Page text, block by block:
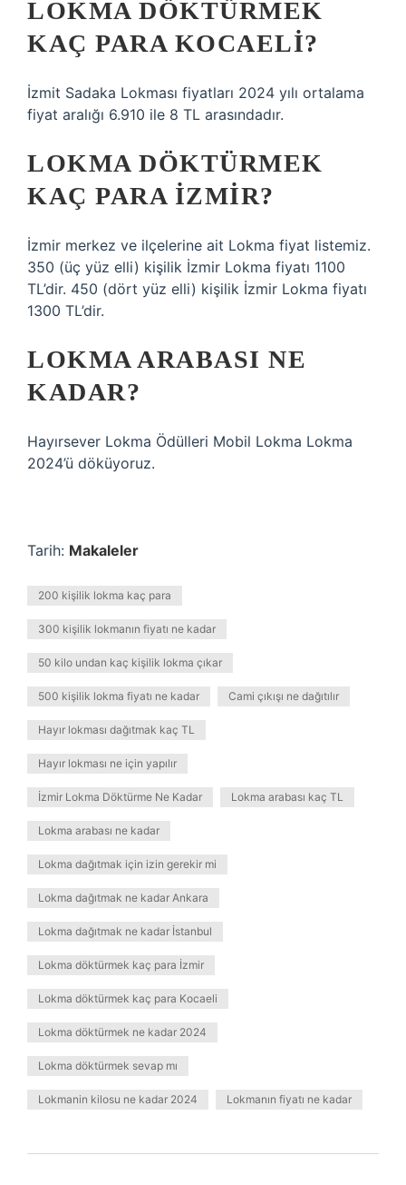
LOKMA DÖKTÜRMEK
KAÇ PARA KOCAELI?
İzmit Sadaka Lokması fiyatları 2024 yılı ortalama
fiyat aralığı 6.910 ile 8 TL arasındadır.
LOKMA DÖKTÜRMEK
KAÇ PARA İZMIR?
İzmir merkez ve ilçelerine ait Lokma fiyat listemiz.
350 (üç yüz elli) kişilik İzmir Lokma fiyatı 1100
TL’dir. 450 (dört yüz elli) kişilik İzmir Lokma fiyatı
1300 TL’dir.
LOKMA ARABASI NE
KADAR?
Hayırsever Lokma Ödülleri Mobil Lokma Lokma
2024’ü döküyoruz.
Tarih: Makaleler
200 kişilik lokma kaç para
300 kişilik lokmanın fiyatı ne kadar
50 kilo undan kaç kişilik lokma çıkar
500 kişilik lokma fiyatı ne kadar Cami çıkışı ne dağıtılır
Hayır lokması dağıtmak kaç TL
Hayır lokması ne için yapılır
İzmir Lokma Döktürme Ne Kadar Lokma arabası kaç TL
Lokma arabası ne kadar
Lokma dağıtmak için izin gerekir mi
Lokma dağıtmak ne kadar Ankara
Lokma dağıtmak ne kadar İstanbul
Lokma döktürmek kaç para İzmir
Lokma döktürmek kaç para Kocaeli
Lokma döktürmek ne kadar 2024
Lokma döktürmek sevap mı
Lokmanin kilosu ne kadar 2024 Lokmanın fiyatı ne kadar